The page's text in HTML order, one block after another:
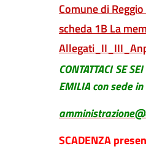
Comune di
scheda 1B La
CONTATTACI SE
EMILIA con sede
SCADENZA